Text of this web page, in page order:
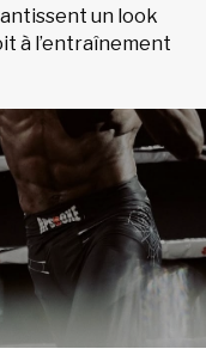
un look
à l’entraînement